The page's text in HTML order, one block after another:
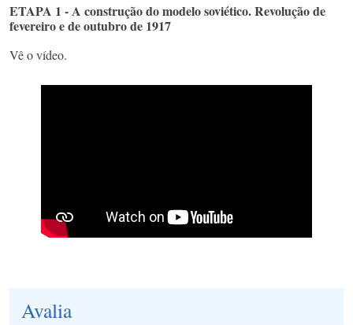
ETAPA 1 - A construção do modelo soviético. Revolução de
fevereiro e de outubro de 1917
Vê o vídeo.
Avalia